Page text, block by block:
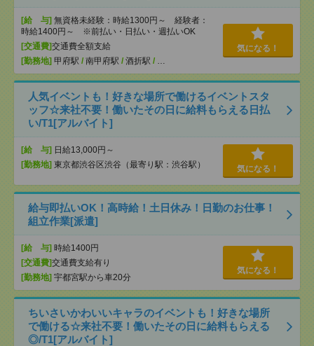
[給 与] 無資格未経験：時給1300円～ 経験者：
時給1400円～ ※前払い・日払い・週払いOK
[交通費]交通費全額支給
[勤務地] 甲府駅 / 南甲府駅 / 酒折駅 / …
気になる！
人気イベントも！好きな場所で働けるイベントスタ
ッフ☆来社不要！働いたその日に給料もらえる日払
い/T1[アルバイト]
[給 与] 日給13,000円～
[勤務地] 東京都渋谷区渋谷（最寄り駅：渋谷駅） 気になる！
給与即払いOK！高時給！土日休み！日勤のお仕事！
組立作業[派遣]
[給 与] 時給1400円
[交通費]交通費支給有り
[勤務地] 宇都宮駅から車20分
気になる！
ちいさいかわいいキャラのイベントも！好きな場所
で働ける☆来社不要！働いたその日に給料もらえる
◎/T1[アルバイト]